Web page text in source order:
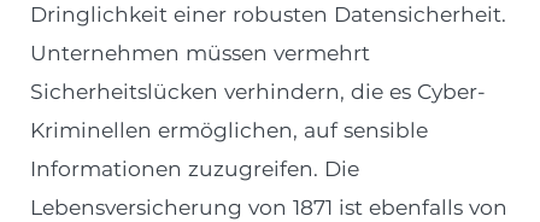
Dringlichkeit einer robusten Datensicherheit.
Unternehmen müssen vermehrt
Sicherheitslücken verhindern, die es Cyber-
Kriminellen ermöglichen, auf sensible
Informationen zuzugreifen. Die
Lebensversicherung von 1871 ist ebenfalls von